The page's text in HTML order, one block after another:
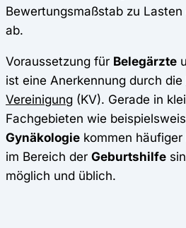
Bewertungsmaßstab zu
ab.
Voraussetzung für Belegärzte
ist eine Anerkennung durch die
Vereinigung (KV). Gerade in
Fachgebieten wie
Gynäkologie kommen
im Bereich der Geburtshilfe
möglich und üblich.